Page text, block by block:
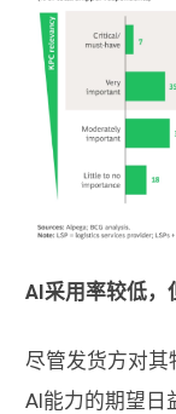
AI采用率较低，
尽管发货方对其
AI能力的期望日